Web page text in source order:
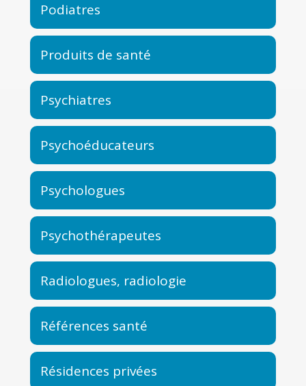
Podiatres
Produits de santé
Psychiatres
Psychoéducateurs
Psychologues
Psychothérapeutes
Radiologues, radiologie
Références santé
Résidences privées